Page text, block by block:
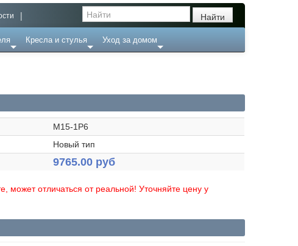
|
Кресла и стулья Уход за домом
M15-1P6
Новый тип
9765.00 руб
может отличаться от реальной! Уточняйте цену у